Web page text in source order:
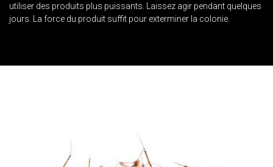
utiliser des produits plus puissants. Laissez agir pendant quelques
jours. La force du produit suffit pour exterminer la colonie.